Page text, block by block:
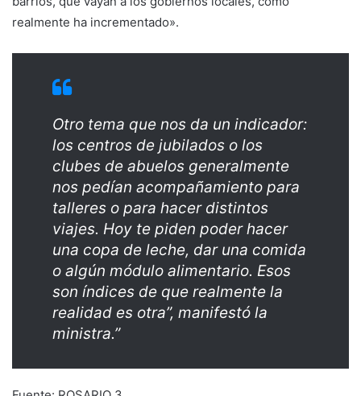
realmente ha incrementado».
Otro tema que nos da un indicador:
los centros de jubilados o los
clubes de abuelos generalmente
nos pedían acompañamiento para
talleres o para hacer distintos
viajes. Hoy te piden poder hacer
una copa de leche, dar una comida
o algún módulo alimentario. Esos
son índices de que realmente la
realidad es otra”, manifestó la
ministra.”